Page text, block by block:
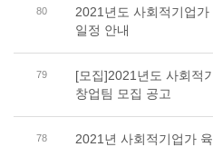
80
2021년도 사회적기업가
일정 안내
79
[모집]2021년도 사회적
창업팀 모집 공고
78
2021년 사회적기업가